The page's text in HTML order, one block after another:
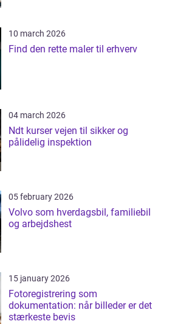
10 march 2026
Find den rette maler til erhverv
04 march 2026
Ndt kurser vejen til sikker og
pålidelig inspektion
05 february 2026
Volvo som hverdagsbil, familiebil
og arbejdshest
15 january 2026
Fotoregistrering som
dokumentation: når billeder er det
stærkeste bevis